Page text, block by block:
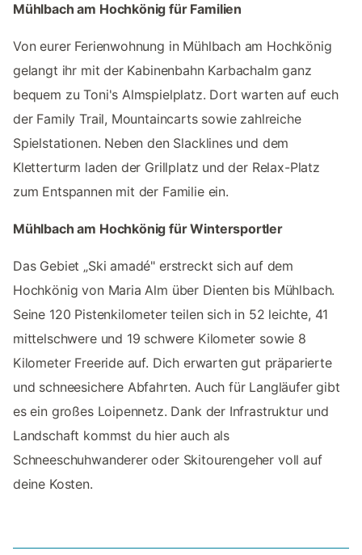
Mühlbach am Hochkönig für Familien
Von eurer Ferienwohnung in Mühlbach am Hochkönig
gelangt ihr mit der Kabinenbahn Karbachalm ganz
bequem zu Toni's Almspielplatz. Dort warten auf euch
der Family Trail, Mountaincarts sowie zahlreiche
Spielstationen. Neben den Slacklines und dem
Kletterturm laden der Grillplatz und der Relax-Platz
zum Entspannen mit der Familie ein.
Mühlbach am Hochkönig für Wintersportler
Das Gebiet „Ski amadé" erstreckt sich auf dem
Hochkönig von Maria Alm über Dienten bis Mühlbach.
Seine 120 Pistenkilometer teilen sich in 52 leichte, 41
mittelschwere und 19 schwere Kilometer sowie 8
Kilometer Freeride auf. Dich erwarten gut präparierte
und schneesichere Abfahrten. Auch für Langläufer gibt
es ein großes Loipennetz. Dank der Infrastruktur und
Landschaft kommst du hier auch als
Schneeschuhwanderer oder Skitourengeher voll auf
deine Kosten.